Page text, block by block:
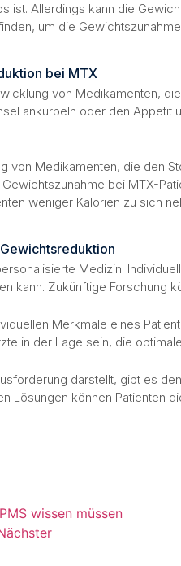
ist. Allerdings kann die
um die
bei MTX
von Medikamenten,
ankurbeln oder den
von Medikamenten, die den
bei MTX-
weniger Kalorien zu sich
Medizin.
kann. Zukünftige Forschung
Merkmale eines
in der Lage sein, die
darstellt, gibt es
Lösungen können Patienten
wissen müssen